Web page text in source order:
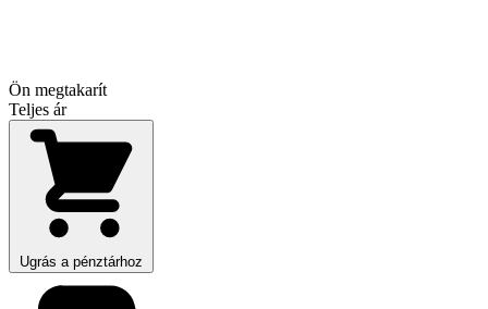
Ön megtakarít
Teljes ár
Ugrás a pénztárhoz